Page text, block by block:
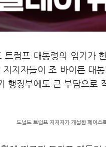
트럼프 대통령의 임기가
지자들이 조 바이든 대
행정부에도 큰 부담으로
도널드 트럼프 지지자가 개설한 페이스